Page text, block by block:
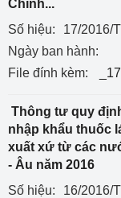
Chính...
Số hiệu:
17/2016/
Ngày ban hành:
File đính kèm:
Thông tư quy
nhập khẩu thuốc
xuất xứ từ các
- Âu năm 2016
Số hiệu:
16/2016/